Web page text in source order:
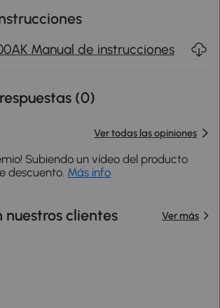
Manual de instrucciones
(0)
Ver todas las opiniones
Subiendo un vídeo del producto
descuento. Más info
nuestros clientes Ver más